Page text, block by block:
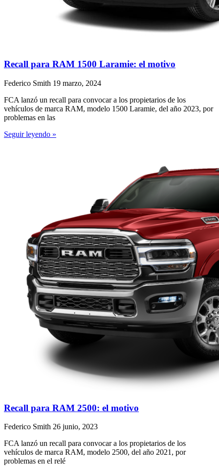
Recall para RAM 1500 Laramie: el motivo
Federico Smith 19 marzo, 2024
FCA lanzó un recall para convocar a los propietarios de los
vehículos de marca RAM, modelo 1500 Laramie, del año 2023, por
problemas en las
Seguir leyendo »
Recall para RAM 2500: el motivo
Federico Smith 26 junio, 2023
FCA lanzó un recall para convocar a los propietarios de los
vehículos de marca RAM, modelo 2500, del año 2021, por
problemas en el relé